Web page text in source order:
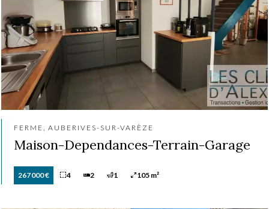
FERME, AUBERIVES-SUR-VARÈZE
Maison-Dependances-Terrain-Garage
267 000 € 4 2 1 105 m²